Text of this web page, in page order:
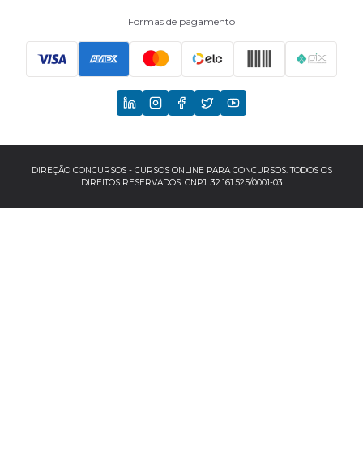
Principais Concursos
Formas de pagamento
DIREÇÃO CONCURSOS - CURSOS ONLINE PARA CONCURSOS. TODOS OS
DIREITOS RESERVADOS. CNPJ: 32.161.525/0001-03